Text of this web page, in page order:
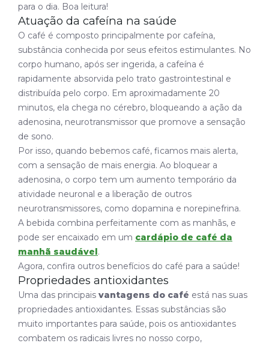
para o dia. Boa leitura!
Atuação da cafeína na saúde
O café é composto principalmente por cafeína,
substância conhecida por seus efeitos estimulantes. No
corpo humano, após ser ingerida, a cafeína é
rapidamente absorvida pelo trato gastrointestinal e
distribuída pelo corpo. Em aproximadamente 20
minutos, ela chega no cérebro, bloqueando a ação da
adenosina, neurotransmissor que promove a sensação
de sono.
Por isso, quando bebemos café, ficamos mais alerta,
com a sensação de mais energia. Ao bloquear a
adenosina, o corpo tem um aumento temporário da
atividade neuronal e a liberação de outros
neurotransmissores, como dopamina e norepinefrina.
A bebida combina perfeitamente com as manhãs, e
pode ser encaixado em um cardápio de café da
manhã saudável.
Agora, confira outros benefícios do café para a saúde!
Propriedades antioxidantes
Uma das principais vantagens do café está nas suas
propriedades antioxidantes. Essas substâncias são
muito importantes para saúde, pois os antioxidantes
combatem os radicais livres no nosso corpo,